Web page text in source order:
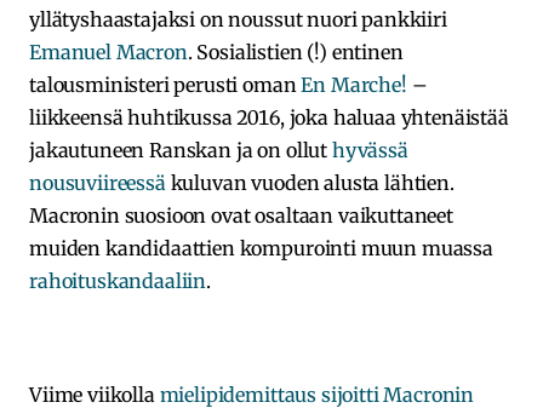
yllätyshaastajaksi on noussut nuori pankkiiri
Emanuel Macron. Sosialistien (!) entinen
talousministeri perusti omanEn Marche! –
liikkeensä huhtikussa 2016, joka haluaa yhtenäistää
jakautuneen Ranskan ja on ollut hyvässä
nousuviireessä kuluvan vuoden alusta lähtien.
Macronin suosioon ovat osaltaan vaikuttaneet
muiden kandidaattien kompurointi muun muassa
rahoituskandaaliin.
Viime viikolla mielipidemittaus sijoitti Macronin